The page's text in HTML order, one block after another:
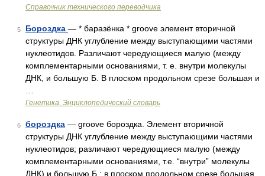
Справочник технического переводчика
5 Бороздка — * баразёнка * groove элемент вторичной
структуры ДНК углубление между выступающими частями
нуклеотидов. Различают чередующиеся малую (между
комплементарными основаниями, т. е. внутри молекулы
ДНК, и большую Б. В плоском продольном срезе большая и
Генетика. Энциклопедический словарь
6 бороздка — groove бороздка. Элемент вторичной
структуры ДНК углубление между выступающими частями
нуклеотидов; различают чередующиеся малую (между
комплементарными основаниями, т.е. “внутри” молекулы
ДНК) и большую Б.; в плоском продольном срезе большая